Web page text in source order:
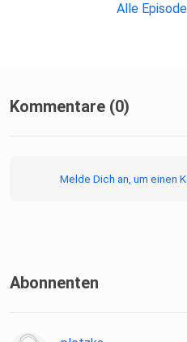
Alle
Kommentare (0)
Melde Dich an, um einen
Abonnenten